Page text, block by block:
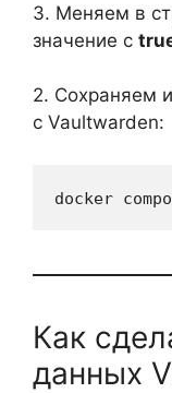
3. Меняем в
значение с
2. Сохраняем
с Vaultwarden:
docker
Как
данных